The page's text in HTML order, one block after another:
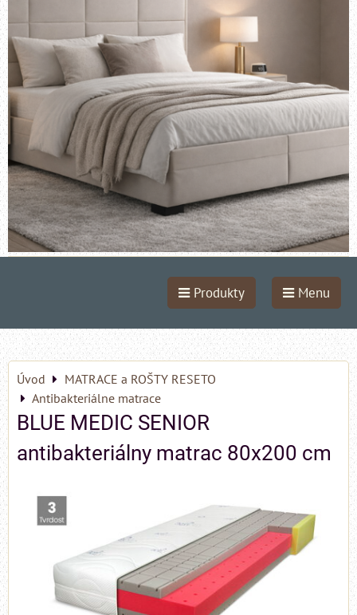
Produkty Menu
Úvod
MATRACE a ROŠTY RESETO
Antibakteriálne matrace
BLUE MEDIC SENIOR
antibakteriálny matrac 80x200 cm